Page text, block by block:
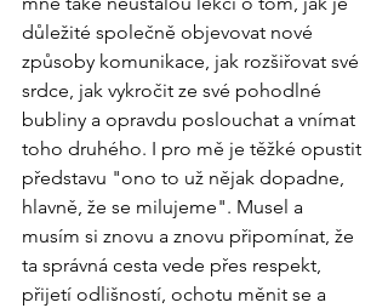
důležité společně objevovat nové
způsoby komunikace, jak rozšiřovat své
srdce, jak vykročit ze své pohodlné
bubliny a opravdu poslouchat a vnímat
toho druhého. I pro mě je těžké opustit
představu "ono to už nějak dopadne,
hlavně, že se milujeme". Musel a
musím si znovu a znovu připomínat, že
ta správná cesta vede přes respekt,
přijetí odlišností, ochotu měnit se a